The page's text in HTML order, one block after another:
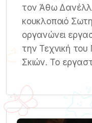
τον Άθω
κουκλοποιό
οργανώνει
την Τεχνική
Σκιών. Tο